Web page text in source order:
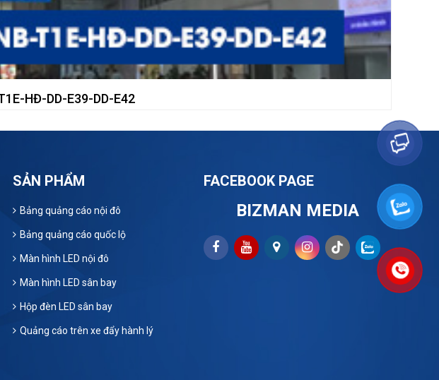
HĐ-DD-E39-DD-E42
SẢN PHẨM
Bảng quảng cáo nội đô
Bảng quảng cáo quốc lộ
Màn hình LED nội đô
Màn hình LED sân bay
Hộp đèn LED sân bay
Quảng cáo trên xe đẩy hành lý
FACEBOOK PAGE
BIZMAN MEDIA